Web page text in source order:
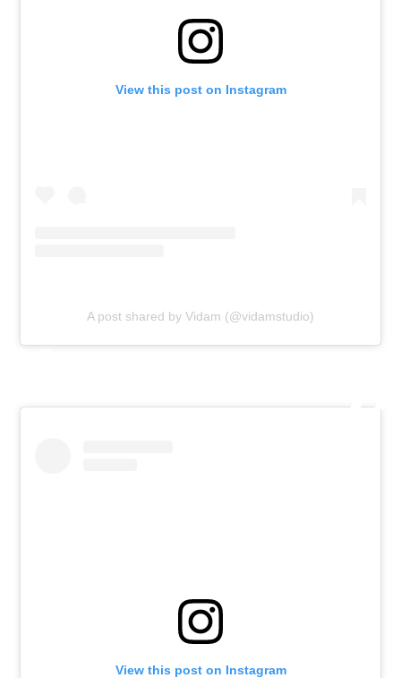
View this post on Instagram
A post shared by Vidam (@vidamstudio)
View this post on Instagram